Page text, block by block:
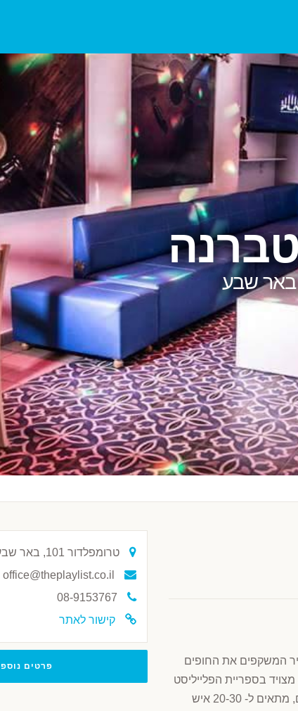
קיר המשקפים את החופים
מצויד בספריית הפלייליסט
המכילה 20,000 שירים בסגנונות שונים, במה מקצועית, מסכי לד ומקרן 2.5*1.5 איכותיים, מתאים ל- 20-30 איש
טרומפלדור 101, באר שבע
office@theplaylist.co.il
08-9153767
קישור לאתר
פרטים